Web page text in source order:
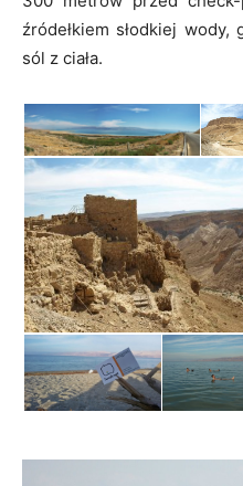
źródełkiem słodkiej wody,
sól z ciała.